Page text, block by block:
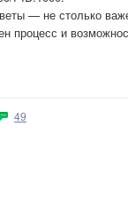
— не столько
процесс и
49